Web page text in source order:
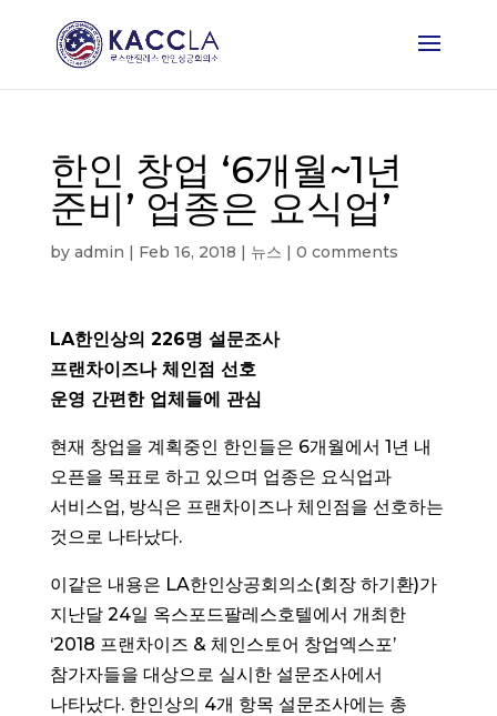
한인 창업 ‘6개월~1년
준비’ 업종은 요식업’
by admin | Feb 16, 2018 | 뉴스 | 0 comments
LA한인상의 226명 설문조사
프랜차이즈나 체인점 선호
운영 간편한 업체들에 관심
현재 창업을 계획중인 한인들은 6개월에서 1년 내
오픈을 목표로 하고 있으며 업종은 요식업과
서비스업, 방식은 프랜차이즈나 체인점을 선호하는
것으로 나타났다.
이같은 내용은 LA한인상공회의소(회장 하기환)가
지난달 24일 옥스포드팔레스호텔에서 개최한
‘2018 프랜차이즈 & 체인스토어 창업엑스포’
참가자들을 대상으로 실시한 설문조사에서
나타났다. 한인상의 4개 항목 설문조사에는 총